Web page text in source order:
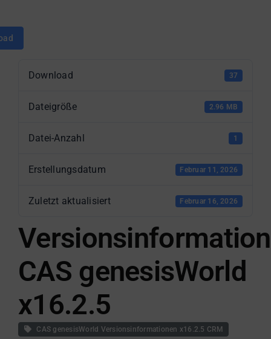
Download 37
Dateigröße 2.96 MB
Datei-Anzahl 1
Erstellungsdatum Februar 11, 2026
Zuletzt aktualisiert Februar 16, 2026
CAS genesisWorld
x16.2.5
CAS genesisWorld Versionsinformationen x16.2.5 CRM